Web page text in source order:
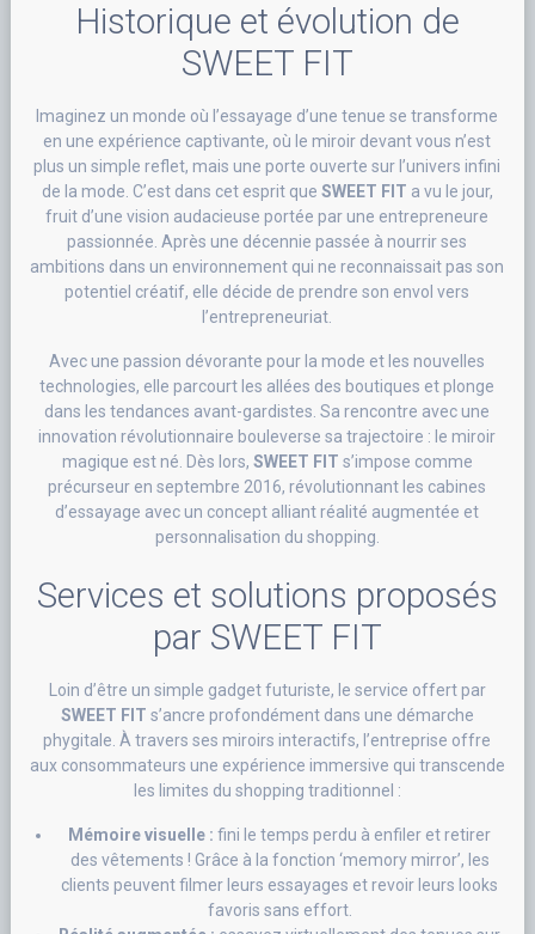
Historique et évolution de
SWEET FIT
Imaginez un monde où l’essayage d’une tenue se transforme
en une expérience captivante, où le miroir devant vous n’est
plus un simple reflet, mais une porte ouverte sur l’univers infini
de la mode. C’est dans cet esprit que SWEET FIT a vu le jour,
fruit d’une vision audacieuse portée par une entrepreneure
passionnée. Après une décennie passée à nourrir ses
ambitions dans un environnement qui ne reconnaissait pas son
potentiel créatif, elle décide de prendre son envol vers
l’entrepreneuriat.
Avec une passion dévorante pour la mode et les nouvelles
technologies, elle parcourt les allées des boutiques et plonge
dans les tendances avant-gardistes. Sa rencontre avec une
innovation révolutionnaire bouleverse sa trajectoire : le miroir
magique est né. Dès lors, SWEET FIT s’impose comme
précurseur en septembre 2016, révolutionnant les cabines
d’essayage avec un concept alliant réalité augmentée et
personnalisation du shopping.
Services et solutions proposés
par SWEET FIT
Loin d’être un simple gadget futuriste, le service offert par
SWEET FIT s’ancre profondément dans une démarche
phygitale. À travers ses miroirs interactifs, l’entreprise offre
aux consommateurs une expérience immersive qui transcende
les limites du shopping traditionnel :
Mémoire visuelle : fini le temps perdu à enfiler et retirer
des vêtements ! Grâce à la fonction ‘memory mirror’, les
clients peuvent filmer leurs essayages et revoir leurs looks
favoris sans effort.